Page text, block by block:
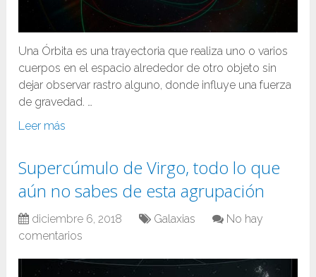
Una Órbita es una trayectoria que realiza uno o varios
cuerpos en el espacio alrededor de otro objeto sin
dejar observar rastro alguno, donde influye una fuerza
de gravedad. …
Leer más
Supercúmulo de Virgo, todo lo que
aún no sabes de esta agrupación
diciembre 6, 2018 Galaxias
No hay
comentarios